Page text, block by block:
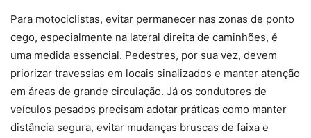
Para motociclistas, evitar permanecer nas zonas de ponto
cego, especialmente na lateral direita de caminhões, é
uma medida essencial. Pedestres, por sua vez, devem
priorizar travessias em locais sinalizados e manter atenção
em áreas de grande circulação. Já os condutores de
veículos pesados precisam adotar práticas como manter
distância segura, evitar mudanças bruscas de faixa e